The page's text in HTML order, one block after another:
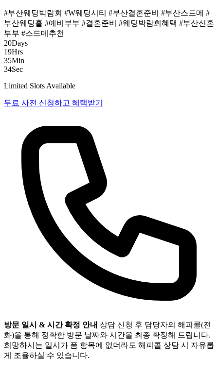
#부산웨딩박람회 #W웨딩시티 #부산결혼준비 #부산스드메 #
부산웨딩홀 #예비부부 #결혼준비 #웨딩박람회혜택 #부산신혼
부부 #스드메추천
20Days
19Hrs
35Min
33Sec
Limited Slots Available
무료 사전 신청하고 혜택받기
방문 일시 & 시간 확정 안내 상담 신청 후 담당자의 해피콜(전
화)을 통해 정확한 방문 날짜와 시간을 최종 확정해 드립니다.
희망하시는 일시가 폼 항목에 없더라도 해피콜 상담 시 자유롭
게 조율하실 수 있습니다.